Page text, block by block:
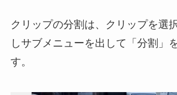
クリップの分割は、クリップを選
しサブメニューを出して「分割」
す。